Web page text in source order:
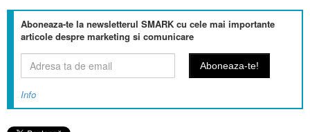
Aboneaza-te la newsletterul SMARK cu cele mai importante
articole despre marketing si comunicare
Info